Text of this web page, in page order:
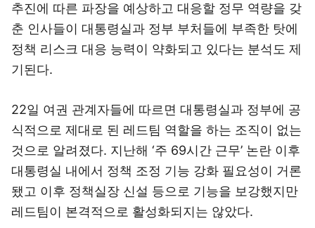
추진에 따른 파장을 예상하고 대응할 정무 역량을 갖
춘 인사들이 대통령실과 정부 부처들에 부족한 탓에
정책 리스크 대응 능력이 약화되고 있다는 분석도 제
기된다.
22일 여권 관계자들에 따르면 대통령실과 정부에 공
식적으로 제대로 된 레드팀 역할을 하는 조직이 없는
것으로 알려졌다. 지난해 ‘주 69시간 근무’ 논란 이후
대통령실 내에서 정책 조정 기능 강화 필요성이 거론
됐고 이후 정책실장 신설 등으로 기능을 보강했지만
레드팀이 본격적으로 활성화되지는 않았다.